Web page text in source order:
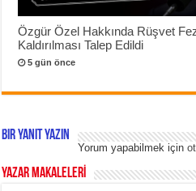
Özgür Özel Hakkında Rüşvet
Kaldırılması Talep Edildi
5 gün önce
Bir yanıt yazın
Yorum yapabilmek için
YAZAR MAKALELERİ